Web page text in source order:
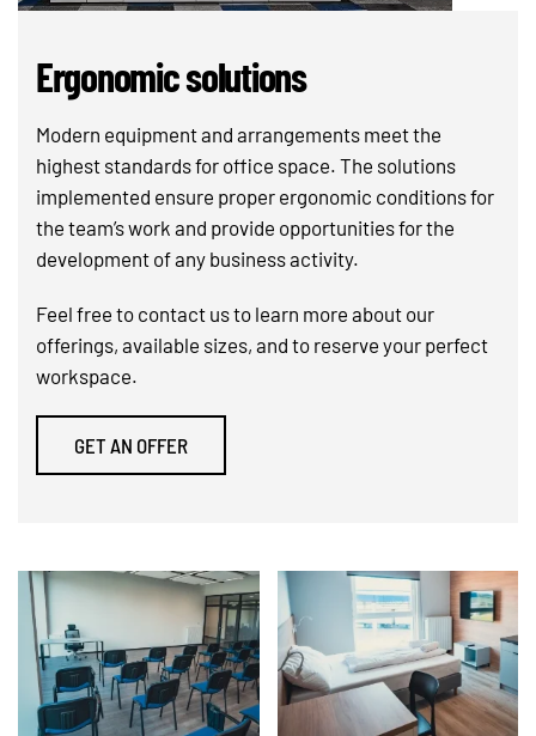
Ergonomic solutions
Modern equipment and arrangements meet the
highest standards for office space. The solutions
implemented ensure proper ergonomic conditions for
the team’s work and provide opportunities for the
development of any business activity.
Feel free to contact us to learn more about our
offerings, available sizes, and to reserve your perfect
workspace.
GET AN OFFER